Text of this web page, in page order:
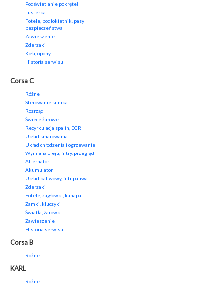
Podświetlanie pokręteł
Lusterka
Fotele, podłokietnik, pasy
bezpieczeństwa
Zawieszenie
Zderzaki
Koła, opony
Historia serwisu
Corsa C
Różne
Sterowanie silnika
Rozrząd
Świece żarowe
Recyrkulacja spalin, EGR
Układ smarowania
Układ chłodzenia i ogrzewanie
Wymiana oleju, filtry, przegląd
Alternator
Akumulator
Układ paliwowy, filtr paliwa
Zderzaki
Fotele, zagłówki, kanapa
Zamki, kluczyki
Światła, żarówki
Zawieszenie
Historia serwisu
Corsa B
Różne
KARL
Różne